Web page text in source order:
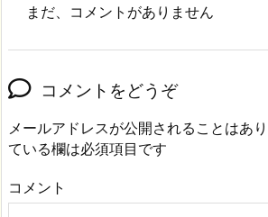
まだ、コメントがありません
コメントをどうぞ
メールアドレスが公開されることはあり
ている欄は必須項目です
コメント